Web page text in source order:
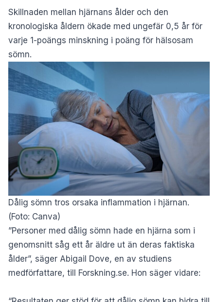
Skillnaden mellan hjärnans ålder och den
kronologiska åldern ökade med ungefär 0,5 år för
varje 1-poängs minskning i poäng för hälsosam
sömn.
Dålig sömn tros orsaka inflammation i hjärnan.
(Foto: Canva)
”Personer med dålig sömn hade en hjärna som i
genomsnitt såg ett år äldre ut än deras faktiska
ålder”, säger Abigail Dove, en av studiens
medförfattare, till Forskning.se. Hon säger vidare: